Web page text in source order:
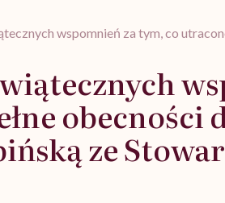
wspomnień za tym, co
obecności
ze